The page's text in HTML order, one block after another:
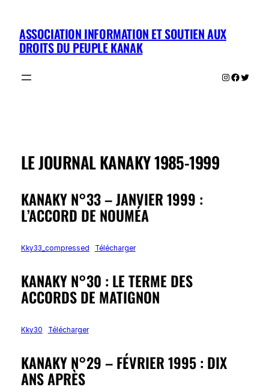
contenu
ASSOCIATION INFORMATION ET SOUTIEN AUX
DROITS DU PEUPLE KANAK
Instagram
Twitter
LE JOURNAL KANAKY 1985-1999
KANAKY N°33 – JANVIER 1999 :
L’ACCORD DE NOUMÉA
Kky33_compressed Télécharger
KANAKY N°30 : LE TERME DES
ACCORDS DE MATIGNON
Kky30 Télécharger
KANAKY N°29 – FÉVRIER 1995 : DIX
ANS APRÈS